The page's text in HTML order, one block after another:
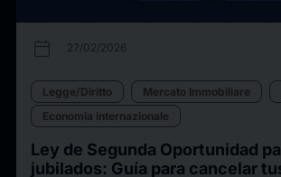
calendar_today 27/02/2026
Legge/Diritto Mercato Immobiliare
Economia internazionale
Ley de Segunda Oportunidad
jubilados: Guía para cancelar